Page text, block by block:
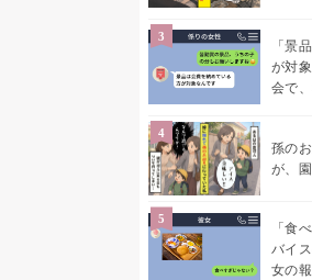
「景
が対
会で
孫の
が、
「食
バイ
女の